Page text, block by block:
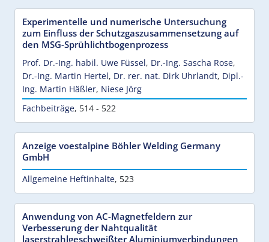
Experimentelle und numerische Untersuchung
zum Einfluss der Schutzgaszusammensetzung auf
den MSG-Sprühlichtbogenprozess
Prof. Dr.-Ing. habil. Uwe Füssel, Dr.-Ing. Sascha Rose,
Dr.-Ing. Martin Hertel, Dr. rer. nat. Dirk Uhrlandt, Dipl.-
Ing. Martin Häßler, Niese Jörg
Fachbeiträge, 514 - 522
Anzeige voestalpine Böhler Welding Germany
GmbH
Allgemeine Heftinhalte, 523
Anwendung von AC-Magnetfeldern zur
Verbesserung der Nahtqualität
laserstrahlgeschweißter Aluminiumverbindungen